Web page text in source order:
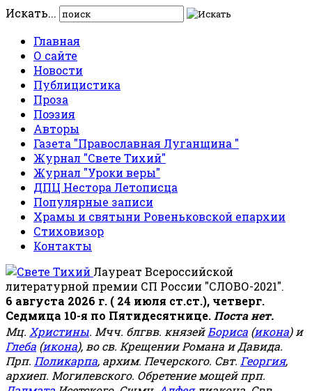
Искать...
Главная
О сайте
Новости
Публицистика
Проза
Поэзия
Авторы
Газета "Православная Луганщина "
Журнал "Свете Тихий"
Журнал "Уроки веры"
ДПЦ Нестора Летописца
Популярные записи
Храмы и святыни Ровеньковской епархии
Стиховизор
Контакты
Лауреат Всероссийской
литературной премии СП России "СЛОВО-2021".
6 августа 2026 г. ( 24 июля ст.ст.), четверг.
Седмица 10-я по Пятидесятнице. Поста нет.
Мц. Христины. Мчч. блгвв. князейБориса (икона) и
Глеба (икона), во св. Крещении Романа и Давида.
Прп. Поликарпа, архим. Печерского. Свт. Георгия,
архиеп. Могилевского. Обретение мощей прп.